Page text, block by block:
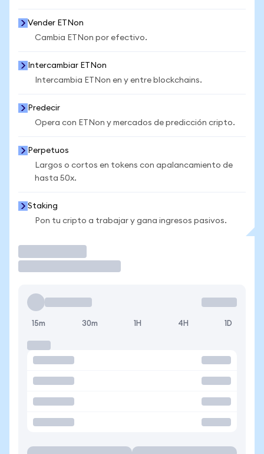
Vender ETNon
Cambia ETNon por efectivo.
Intercambiar ETNon
Intercambia ETNon en y entre blockchains.
Predecir
Opera con ETNon y mercados de predicción cripto.
Perpetuos
Largos o cortos en tokens con apalancamiento de
hasta 50x.
Staking
Pon tu cripto a trabajar y gana ingresos pasivos.
15m 30m 1H 4H 1D